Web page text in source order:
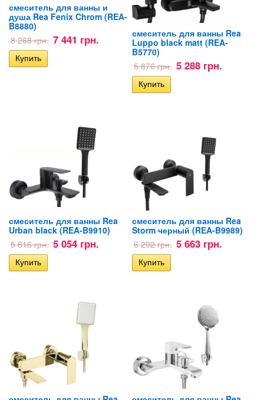
смеситель для ванны и
душа Rea Fenix Chrom (REA-
B8880)
8 268 грн. 7 441 грн.
смеситель для ванны Rea
Luppo black matt (REA-
B5770)
5 876 грн. 5 288 грн.
смеситель для ванны Rea
Urban black (REA-B9910)
5 616 грн. 5 054 грн.
смеситель для ванны Rea
Storm черный (REA-B9989)
6 292 грн. 5 663 грн.